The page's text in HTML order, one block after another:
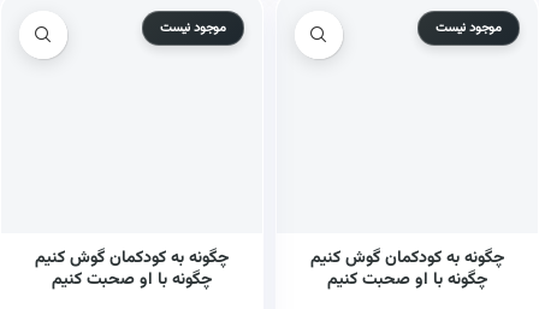
موجود نیست
چگونه به کودکمان گوش کنیم
چگونه با او صحبت کنیم
موجود نیست
چگونه به کودکمان گوش کنیم
چگونه با او صحبت کنیم